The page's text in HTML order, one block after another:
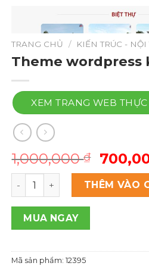
TRANG CHỦ / KIẾN TRÚC - NỘI
Theme wordpress
XEM TRANG WEB THỰC
1,000,000₫
Giá
gốc
là:
Theme wordpress kiến trúc
THÊM VÀO
MUA NGAY
Mã sản phẩm:12395